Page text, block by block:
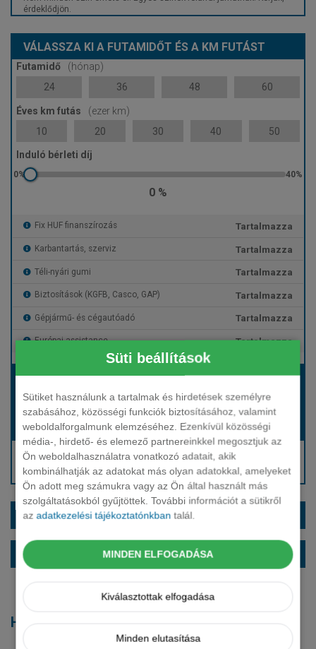
Süti beállítások
Sütiket használunk a tartalmak és hirdetések személyre
szabásához, közösségi funkciók biztosításához, valamint
weboldalforgalmunk elemzéséhez. Ezenkívül közösségi
média-, hirdető- és elemező partnereinkkel megosztjuk az
Ön weboldalhasználatra vonatkozó adatait, akik
kombinálhatják az adatokat más olyan adatokkal, amelyeket
Ön adott meg számukra vagy az Ön által használt más
szolgáltatásokból gyűjtöttek. További információt a sütikről
azadatkezelési tájékoztatónkban talál.
MINDEN ELFOGADÁSA
Kiválasztottak elfogadása
Minden elutasítása
érdeklődjön.
VÁLASSZA KI A FUTAMIDŐT ÉS A KM FUTÁST
Futamidő
(hónap)
24
36 48 60
Éves km futás
(ezer km)
10
20 30 40 50
Induló bérleti díj
0 %
Fix HUF finanszírozás Tartalmazza
Karbantartás, szerviz Tartalmazza
Téli-nyári gumi Tartalmazza
Biztosítások (KGFB, Casco, GAP) Tartalmazza
Gépjármű- és cégautóadó Tartalmazza
Európai assistance Tartalmazza
Bérleti díj:
Hívjon bennünket!
Induló bérleti díj: Hívjon bennünket!
Hívjon: +36 1 888 0088
Kérjen visszahívást!
EXTRÁK ÉS SZÍNEK
ALAPFELSZERELTSÉG
Hasonló modellek